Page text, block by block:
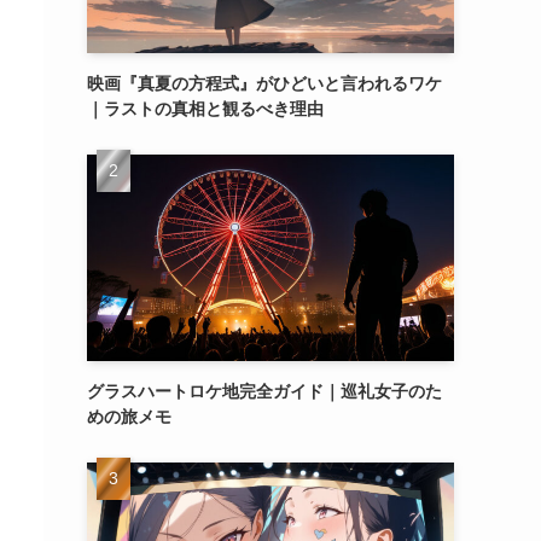
映画『真夏の方程式』がひどいと言われるワケ
｜ラストの真相と観るべき理由
グラスハートロケ地完全ガイド｜巡礼女子のた
めの旅メモ